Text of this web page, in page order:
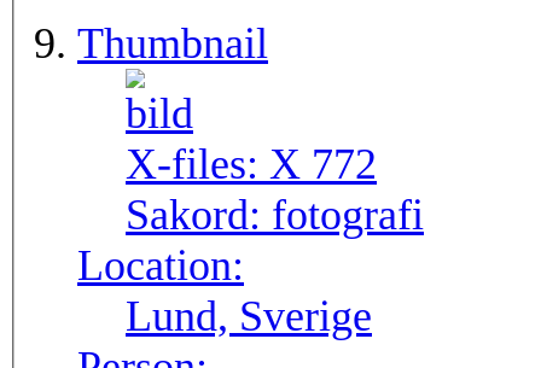
Thumbnail
X-files: X 772
Sakord: fotografi
Location:
Lund, Sverige